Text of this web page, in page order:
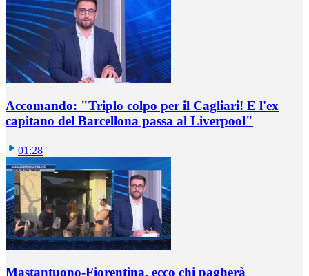
Accomando: "Triplo colpo per il Cagliari! E l'ex
capitano del Barcellona passa al Liverpool"
01:28
Mastantuono-Fiorentina, ecco chi pagherà